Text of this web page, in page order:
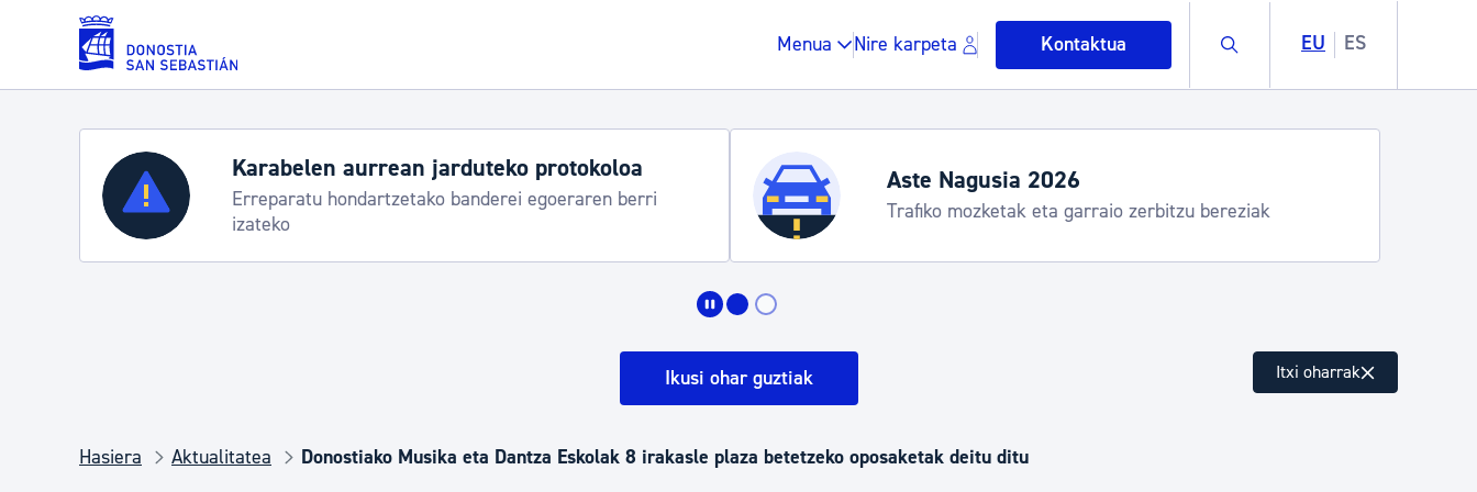
Eduki nagusira joan
Menua Nire karpeta Kontaktua Buscar EU ES
Zerbitzuak
Errolda eta gai pertsonalak
Gune publikoa, hondakinak eta ingurumena
Karabelen aurrean jarduteko protokoloa
Erreparatu hondartzetako banderei egoeraren berri
izateko
Aste Nagusia 2026
Trafiko mozketak eta garraio zerbitzu bereziak
Ikusi ohar guztiak Itxi oharrak
Hasiera Aktualitatea Donostiako Musika eta Dantza Eskolak 8 irakasle plaza betetzeko oposaketak deitu ditu